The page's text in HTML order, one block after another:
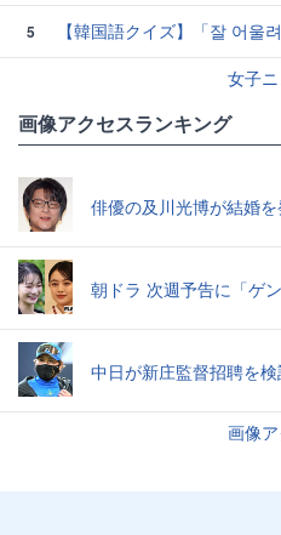
5
【韓国語クイズ】「잘 어울려요（チャル
女子
画像アクセスランキング
俳優の及川光博が結婚を
朝ドラ 次週予告に「ゲン
中日が新庄監督招聘を
画像